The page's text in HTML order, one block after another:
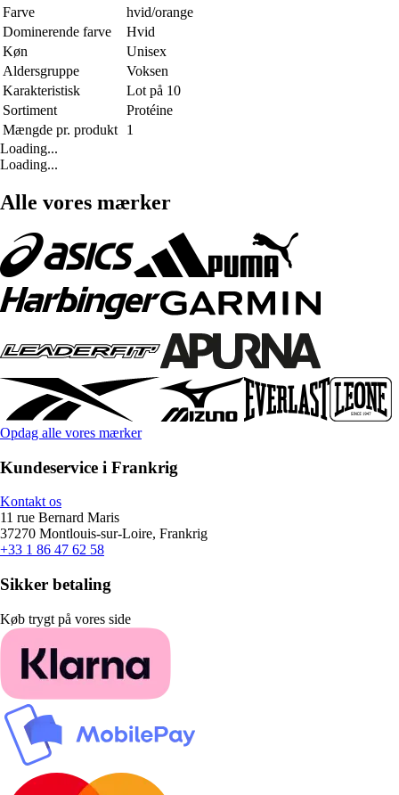
Farve
hvid/orange
Dominerende farve
Hvid
Køn
Unisex
Aldersgruppe
Voksen
Karakteristisk
Lot på 10
Sortiment
Protéine
Mængde pr. produkt
1
Loading...
Loading...
Alle vores mærker
Opdag alle vores mærker
Kundeservice i Frankrig
Kontakt os
11 rue Bernard Maris
37270 Montlouis-sur-Loire, Frankrig
+33 1 86 47 62 58
Sikker betaling
Køb trygt på vores side